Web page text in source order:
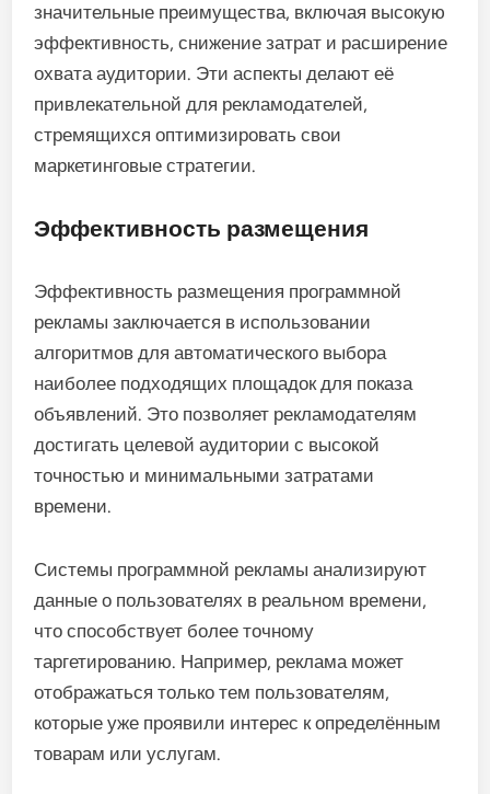
значительные преимущества, включая высокую
эффективность, снижение затрат и расширение
охвата аудитории. Эти аспекты делают её
привлекательной для рекламодателей,
стремящихся оптимизировать свои
маркетинговые стратегии.
Эффективность размещения
Эффективность размещения программной
рекламы заключается в использовании
алгоритмов для автоматического выбора
наиболее подходящих площадок для показа
объявлений. Это позволяет рекламодателям
достигать целевой аудитории с высокой
точностью и минимальными затратами
времени.
Системы программной рекламы анализируют
данные о пользователях в реальном времени,
что способствует более точному
таргетированию. Например, реклама может
отображаться только тем пользователям,
которые уже проявили интерес к определённым
товарам или услугам.